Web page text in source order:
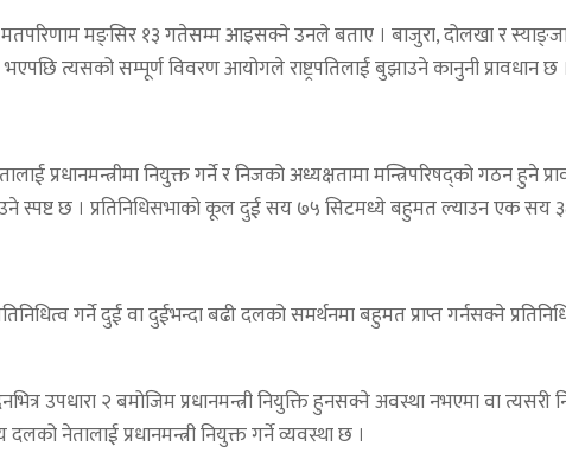
मङ्सिर १३ गतेसम्म आइसक्ने उनले बताए । बाजुरा, दोलखा र
त्यसको सम्पूर्ण विवरण आयोगले राष्ट्रपतिलाई बुझाउने कानुनी प्रावधान छ ।
प्रधानमन्त्रीमा नियुक्त गर्ने र निजको अध्यक्षतामा मन्त्रिपरिषद्को गठन हुने
छ । प्रतिनिधिसभाको कूल दुई सय ७५ सिटमध्ये बहुमत ल्याउन एक सय
गर्ने दुई वा दुईभन्दा बढी दलको समर्थनमा बहुमत प्राप्त गर्नसक्ने
उपधारा २ बमोजिम प्रधानमन्त्री नियुक्ति हुनसक्ने अवस्था नभएमा वा त्यसरी
नेतालाई प्रधानमन्त्री नियुक्त गर्ने व्यवस्था छ ।